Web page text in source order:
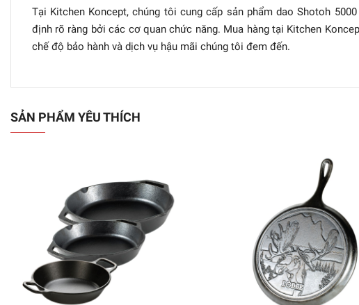
Tại Kitchen Koncept, chúng tôi cung cấp sản phẩm dao Shotoh
định rõ ràng bởi các cơ quan chức năng. Mua hàng tại Kitchen
chế độ bảo hành và dịch vụ hậu mãi chúng tôi đem đến.
SẢN PHẨM YÊU THÍCH